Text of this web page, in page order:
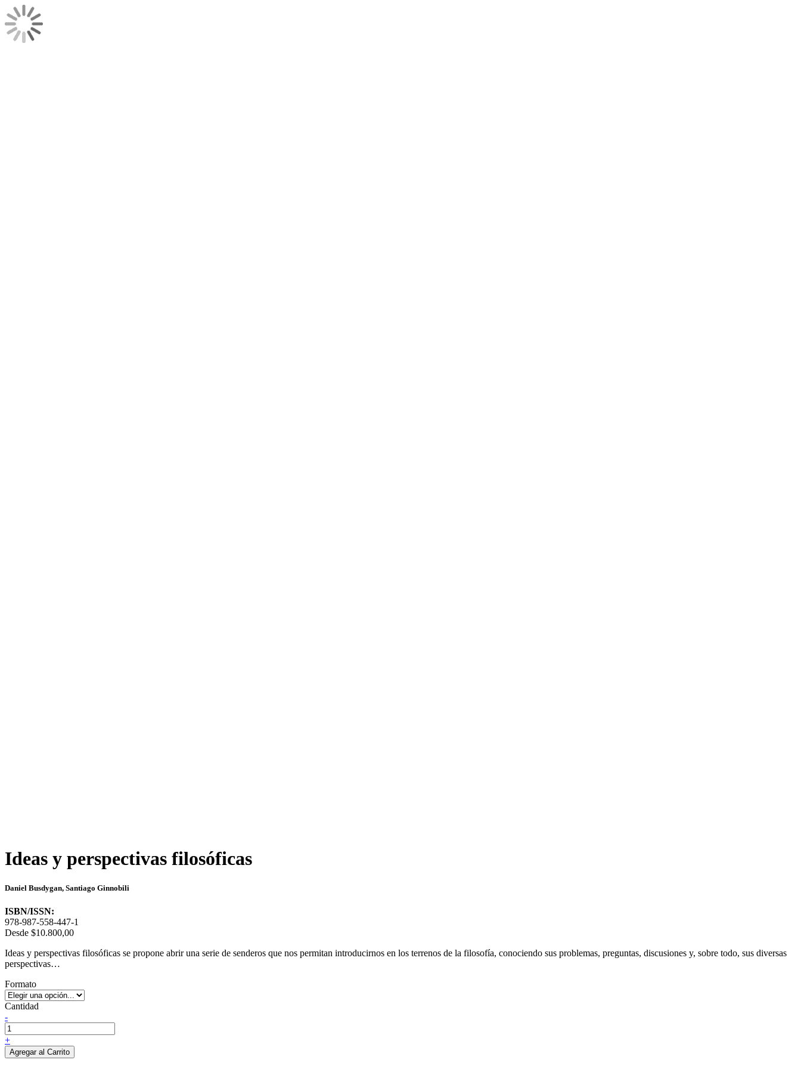
Ideas y perspectivas filosóficas
Daniel Busdygan, Santiago Ginnobili
ISBN/ISSN:
978-987-558-447-1
Desde $10.800,00
Ideas y perspectivas filosóficas se propone abrir una serie de senderos que nos permitan introducirnos en los terrenos de la filosofía, conociendo sus problemas, preguntas, discusiones y, sobre todo, sus diversas
perspectivas…
Formato
Cantidad
-
+
Agregar al Carrito